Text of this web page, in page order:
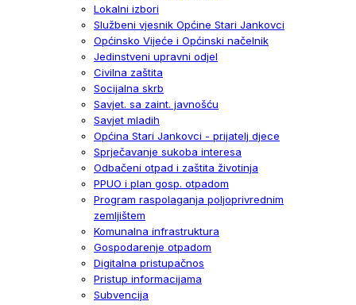
Lokalni izbori
Službeni vjesnik Općine Stari Jankovci
Općinsko Vijeće i Općinski načelnik
Jedinstveni upravni odjel
Civilna zaštita
Socijalna skrb
Savjet. sa zaint. javnošću
Savjet mladih
Općina Stari Jankovci - prijatelj djece
Sprječavanje sukoba interesa
Odbačeni otpad i zaštita životinja
PPUO i plan gosp. otpadom
Program raspolaganja poljoprivrednim
zemljištem
Komunalna infrastruktura
Gospodarenje otpadom
Digitalna pristupačnos
Pristup informacijama
Subvencija